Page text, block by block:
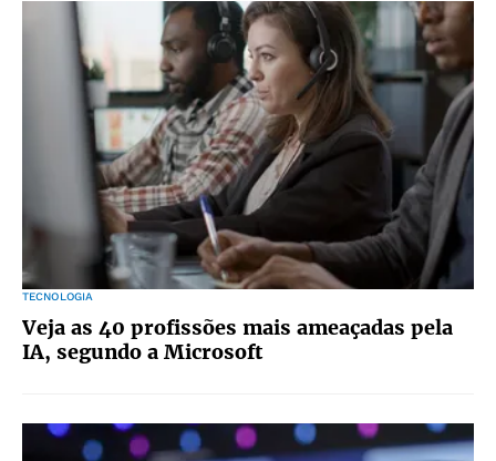
TECNOLOGIA
Veja as 40 profissões mais ameaçadas pela
IA, segundo a Microsoft